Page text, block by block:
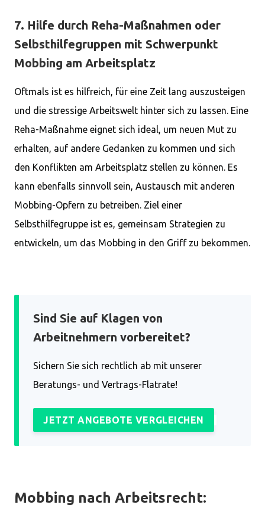
7. Hilfe durch Reha-Maßnahmen oder
Selbsthilfegruppen mit Schwerpunkt
Mobbing am Arbeitsplatz
Oftmals ist es hilfreich, für eine Zeit lang auszusteigen
und die stressige Arbeitswelt hinter sich zu lassen. Eine
Reha-Maßnahme eignet sich ideal, um neuen Mut zu
erhalten, auf andere Gedanken zu kommen und sich
den Konflikten am Arbeitsplatz stellen zu können. Es
kann ebenfalls sinnvoll sein, Austausch mit anderen
Mobbing-Opfern zu betreiben. Ziel einer
Selbsthilfegruppe ist es, gemeinsam Strategien zu
entwickeln, um das Mobbing in den Griff zu bekommen.
Sind Sie auf Klagen von
Arbeitnehmern vorbereitet?
Sichern Sie sich rechtlich ab mit unserer
Beratungs- und Vertrags-Flatrate!
JETZT ANGEBOTE VERGLEICHEN
Mobbing nach Arbeitsrecht: